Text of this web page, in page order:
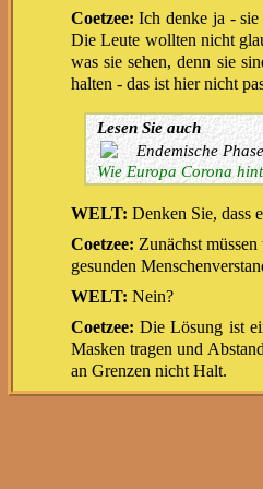
Coetzee: Ich denke ja -
Die Leute wollten nicht
was sie sehen, denn sie
halten - das ist hier nicht
Lesen Sie auch
Endemische Phase
Wie Europa Corona
WELT: Denken Sie, dass
Coetzee: Zunächst
gesunden
WELT: Nein?
Coetzee: Die Lösung ist
Masken tragen und
an Grenzen nicht Halt.
WELT:Aber in manchen